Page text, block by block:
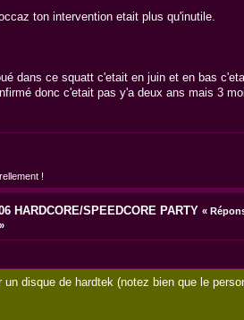
ton intervention etait plus qu'inutile.
dans ce squatt c'etait en juin et en bas
donc c'etait pas y'a deux ans mais 3
!
HARDCORE/SPEEDCORE PARTY «
disque de hardtek (notez bien que le